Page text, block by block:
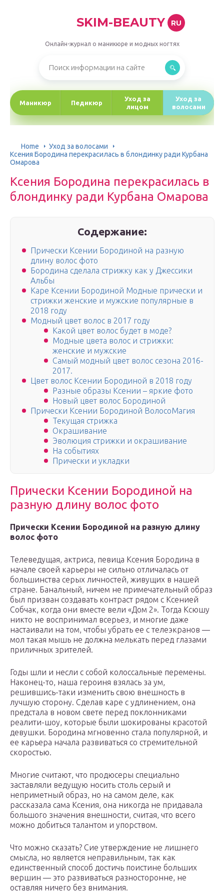
SKIM-BEAUTY RU
Онлайн-журнал о маникюре и модных ногтях
Маникюр Педикюр
Уход за
лицом
Уход за
волосами
Home
Уход за волосами
Ксения Бородина перекрасилась в блондинку ради Курбана
Омарова
Ксения Бородина перекрасилась в
блондинку ради Курбана Омарова
Содержание:
Прически Ксении Бородиной на разную
длину волос фото
Бородина сделала стрижку как у Джессики
Альбы
Каре Ксении Бородиной Модные прически и
стрижки женские и мужские популярные в
2018 году
Модный цвет волос в 2017 году
Какой цвет волос будет в моде?
Модные цвета волос и стрижки:
женские и мужские
Самый модный цвет волос сезона 2016-
2017.
Цвет волос Ксении Бородиной в 2018 году
Разные образы Ксении – яркие фото
Новый цвет волос Бородиной
Прически Ксении Бородиной ВолосоМагия
Текущая стрижка
Окрашивание
Эволюция стрижки и окрашивание
На событиях
Прически и укладки
Прически Ксении Бородиной на
разную длину волос фото
Прически Ксении Бородиной на разную длину
волос фото
Телеведущая, актриса, певица Ксения Бородина в
начале своей карьеры не сильно отличалась от
большинства серых личностей, живущих в нашей
стране. Банальный, ничем не примечательный образ
был призван создавать контраст рядом с Ксенией
Собчак, когда они вместе вели «Дом 2». Тогда Ксюшу
никто не воспринимал всерьез, и многие даже
настаивали на том, чтобы убрать ее с телеэкранов —
мол такая мышь не должна мелькать перед глазами
приличных зрителей.
Годы шли и несли с собой колоссальные перемены.
Наконец-то, наша героиня взялась за ум,
решившись-таки изменить свою внешность в
лучшую сторону. Сделав каре с удлинением, она
предстала в новом свете перед поклонниками
реалити-шоу, которые были шокированы красотой
девушки. Бородина мгновенно стала популярной, и
ее карьера начала развиваться со стремительной
скоростью.
Многие считают, что продюсеры специально
заставляли ведущую носить столь серый и
неприметный образ, но на самом деле, как
рассказала сама Ксения, она никогда не придавала
большого значения внешности, считая, что всего
можно добиться талантом и упорством.
Что можно сказать? Сие утверждение не лишнего
смысла, но является неправильным, так как
единственный способ достичь поистине больших
вершин — это развиваться разносторонне, не
оставляя ничего без внимания.